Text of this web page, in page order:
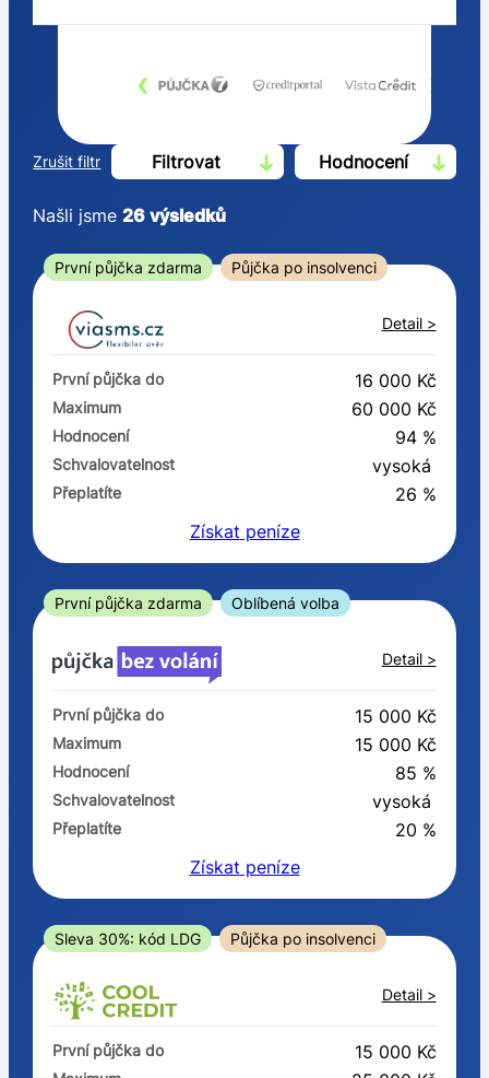
‹ ›
Zrušit filtr Filtrovat Hodnocení
Od
První půjčka zdarma
–
ano
Ve zkušebce
ano
ne
V exekuci
ano
ne
Po insolvenci
V hotovosti
ano
Našli jsme26 výsledků
První půjčka zdarma Půjčka po insolvenci
Detail >
První půjčka do 16 000 Kč
Maximum 60 000 Kč
Hodnocení 94 %
Schvalovatelnost vysoká
Přeplatíte
26 %
Získat peníze
První půjčka zdarma Oblíbená volba
Detail >
První půjčka do 15 000 Kč
Maximum 15 000 Kč
Hodnocení 85 %
Schvalovatelnost vysoká
Přeplatíte
20 %
Získat peníze
Sleva 30%: kód LDG Půjčka po insolvenci
Detail >
První půjčka do 15 000 Kč